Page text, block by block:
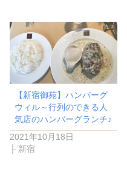
【新宿御苑】ハンバーグ
ウィル～行列のできる人
気店のハンバーグランチ♪
2021年10月18日
├ 新宿